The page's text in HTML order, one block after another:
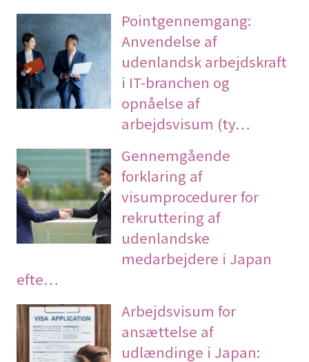
Pointgennemgang:
Anvendelse af
udenlandsk arbejdskraft
i IT-branchen og
opnåelse af
arbejdsvisum (ty…
Gennemgående
forklaring af
visumprocedurer for
rekruttering af
udenlandske
medarbejdere i Japan
efte…
Arbejdsvisum for
ansættelse af
udlændinge i Japan: